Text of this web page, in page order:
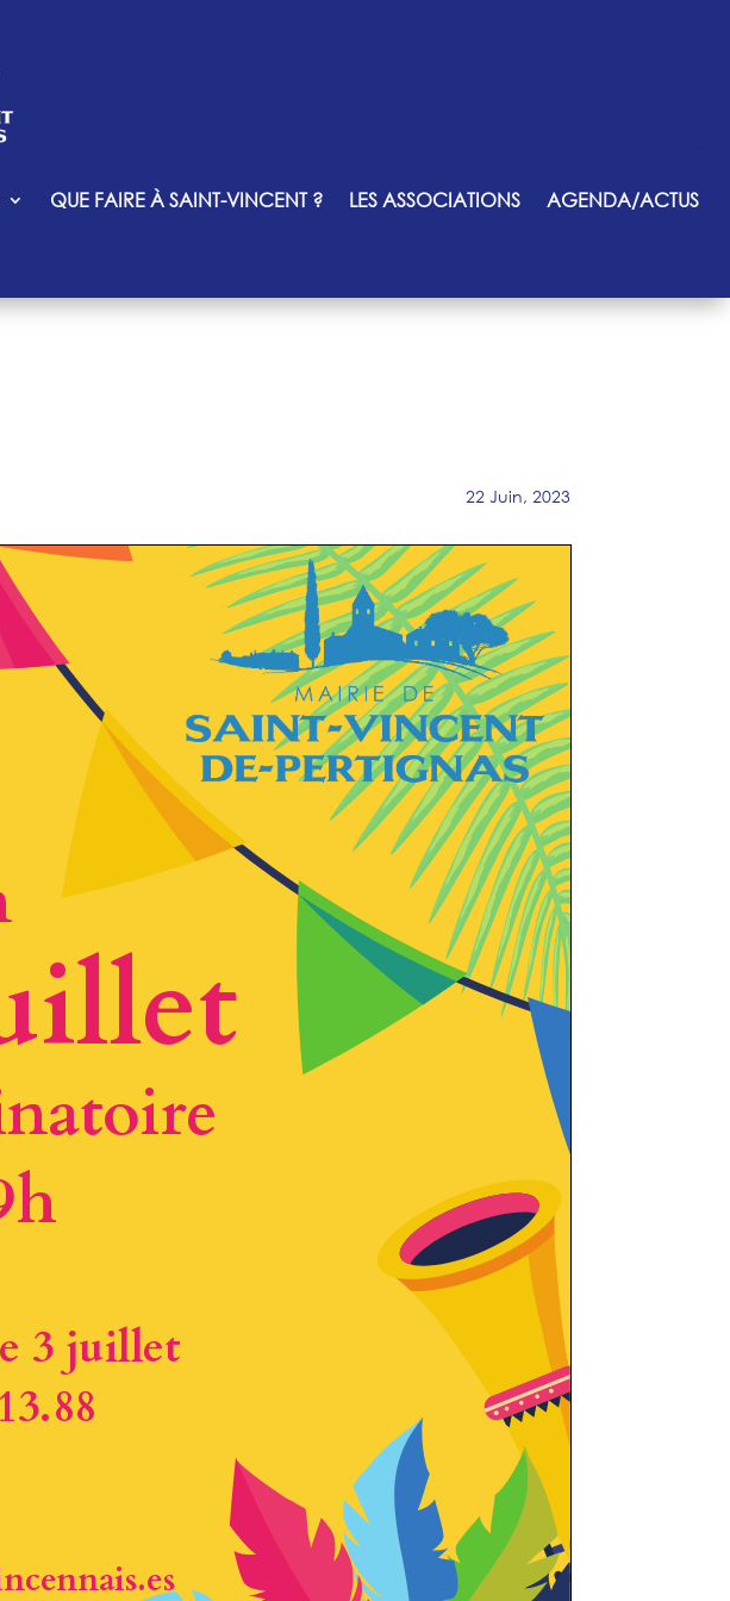
QUE FAIRE À SAINT-VINCENT ? LES ASSOCIATIONS
AGENDA/ACTUS
22 Juin, 2023